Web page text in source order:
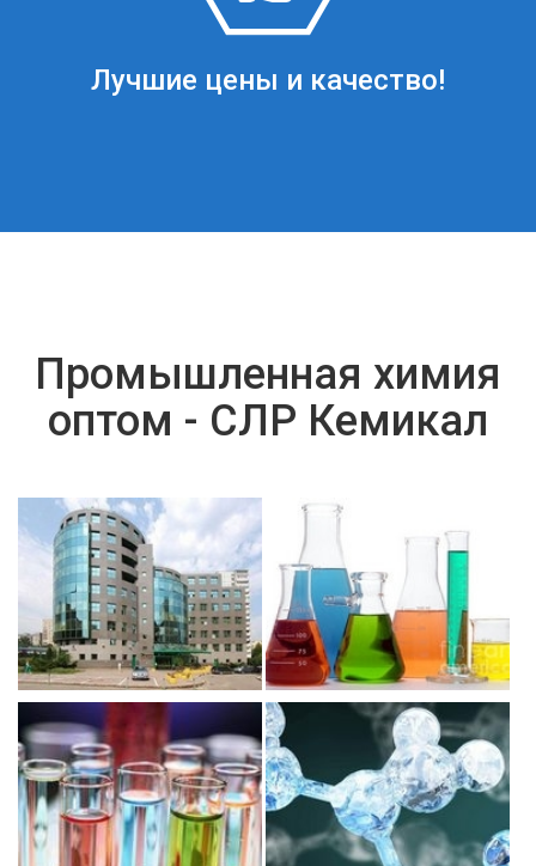
Лучшие цены и качество!
Промышленная химия
оптом - СЛР Кемикал